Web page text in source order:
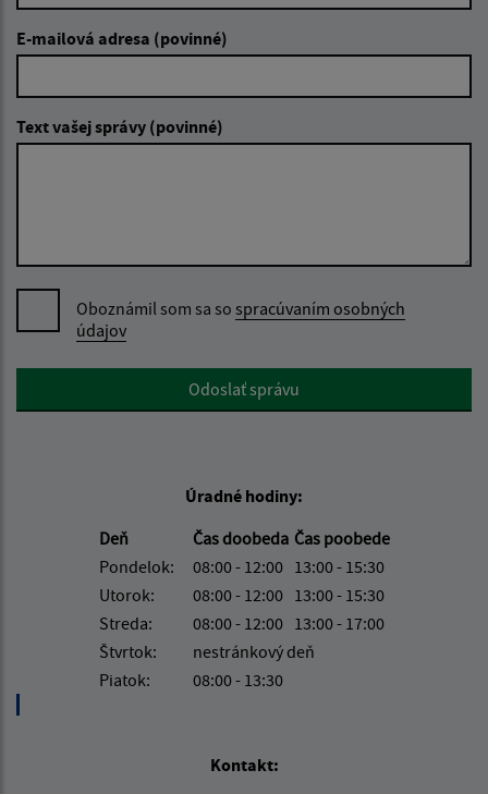
E-mailová adresa (povinné)
Text vašej správy (povinné)
Oboznámil som sa so spracúvaním osobných
údajov
Google reCaptcha ResponseOdoslať správu
Úradné hodiny:
Deň
Čas doobeda Čas poobede
Pondelok:
08:00 - 12:00 13:00 - 15:30
Utorok:
08:00 - 12:00 13:00 - 15:30
Streda:
08:00 - 12:00 13:00 - 17:00
Štvrtok:
nestránkový deň
Piatok:
08:00 - 13:30
Kontakt: